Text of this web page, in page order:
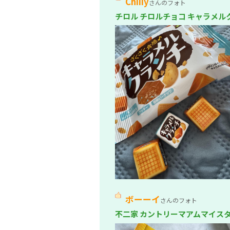
さんのフォト
チロル チロルチョコ キャラメ
ボーーイさんのフォト
不二家 カントリーマアムマイス